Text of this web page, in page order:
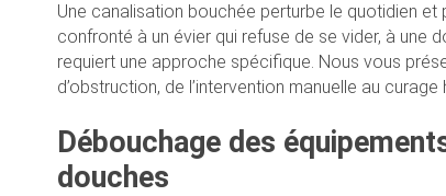
Une canalisation bouchée perturbe le quotidien
confronté à un évier qui refuse de se vider, à une
requiert une approche spécifique. Nous vous
d’obstruction, de l’intervention manuelle au
Débouchage des
douches